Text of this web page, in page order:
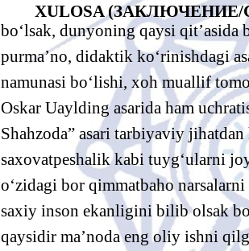
XULOSA (ЗАКЛЮЧЕНИЕ/
bo‘lsak, dunyoning qaysi qit’asida
purma’no, didaktik ko‘rinishdagi
namunasi bo‘lishi, xoh muallif
Oskar Uaylding asarida ham
Shahzoda” asari tarbiyaviy
saxovatpeshalik kabi tuyg‘ularni
o‘zidagi bor qimmatbaho
saxiy inson ekanligini bilib olsak
qaysidir ma’noda eng oliy ishni